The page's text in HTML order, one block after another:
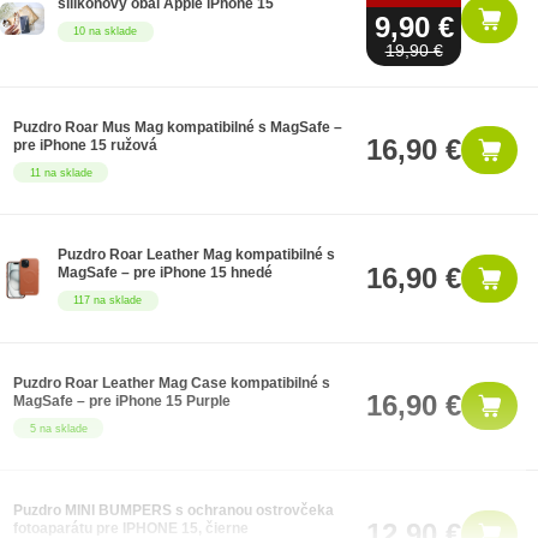
10 na sklade
silikónový obal Apple iPhone 15
9,90 €
19,90 €
11 na sklade
Puzdro Roar Mus Mag kompatibilné s MagSafe –
pre iPhone 15 ružová
16,90 €
117 na sklade
Puzdro Roar Leather Mag kompatibilné s
MagSafe – pre iPhone 15 hnedé
16,90 €
5 na sklade
Puzdro Roar Leather Mag Case kompatibilné s
MagSafe – pre iPhone 15 Purple
16,90 €
Puzdro MINI BUMPERS s ochranou ostrovčeka
fotoaparátu pre IPHONE 15, čierne